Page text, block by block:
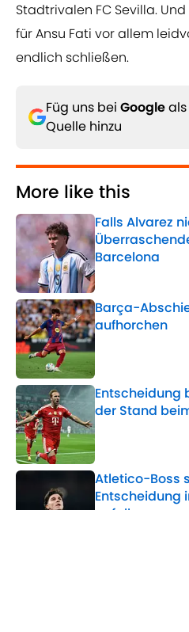
Stadtrivalen FC Sevilla.
für Ansu Fati vor allem
endlich schließen.
Füg uns bei Google
Quelle hinzu
More like this
Falls Alvarez
Barcelona
Published by on
Barça-
aufhorchen
Entscheidung
der Stand
Published by on
Atletico-Boss
Entscheidung
gefallen